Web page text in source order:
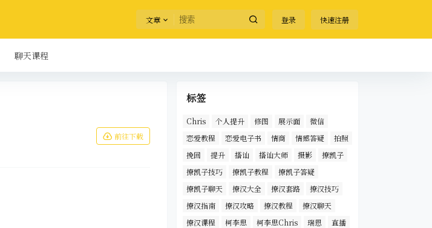
文章 登录 快速注册
聊天课程
前往下载
标签
Chris 个人提升 修图 展示面
微信
恋爱教程
恋爱电子书 情商 情感答疑
拍照
挽回
提升 搭讪 搭讪大师 摄影
撩凯子
撩凯子技巧
撩凯子教程
撩凯子答疑
撩凯子聊天
撩汉大全 撩汉套路
撩汉技巧
撩汉指南
撩汉攻略 撩汉教程
撩汉聊天
撩汉课程
柯李思 柯李思Chris 瑞恩
直播